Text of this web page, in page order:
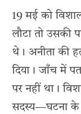
19 मई को
लौटा तो उसकी
थे। अनीता की
दिया। जाँच में
पर नहीं था।
सदस्य—घटना के